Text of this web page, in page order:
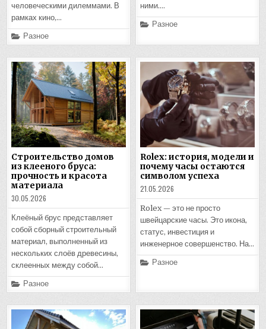
человеческими дилеммами. В
рамках кино,…
Posted
in
Разное
ними….
Posted
Разное
Строительство домов
из клееного бруса:
прочность и красота
материала
30.05.2026
Клеёный брус представляет
собой сборный строительный
материал, выполненный из
нескольких слоёв древесины,
склеенных между собой…
Posted
in
Разное
Rolex: история, модели и
почему часы остаются
символом успеха
21.05.2026
Rolex — это не просто
швейцарские часы. Это икона,
статус, инвестиция и
инженерное совершенство. На…
Posted
Разное